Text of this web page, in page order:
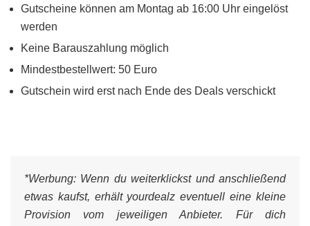
Gutscheine können am Montag ab 16:00 Uhr eingelöst
werden
Keine Barauszahlung möglich
Mindestbestellwert: 50 Euro
Gutschein wird erst nach Ende des Deals verschickt
*Werbung: Wenn du weiterklickst und anschließend
etwas kaufst, erhält yourdealz eventuell eine kleine
Provision vom jeweiligen Anbieter. Für dich